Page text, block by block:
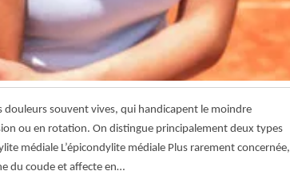
souvent vives, qui handicapent le moindre
ou en rotation. On distingue principalement deux types
médiale L’épicondylite médiale Plus rarement concernée,
du coude et affecte en…